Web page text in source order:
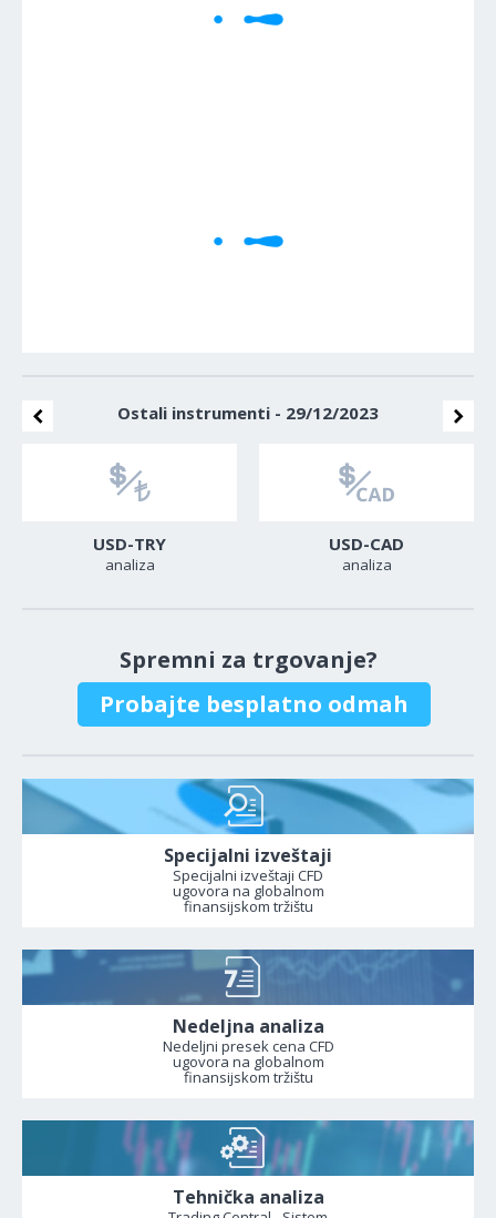
Ostali instrumenti - 29/12/2023
USD-TRY
analiza
USD-CAD
analiza
Spremni za trgovanje?
Probajte besplatno odmah
Specijalni izveštaji
Specijalni izveštaji CFD
ugovora na globalnom
finansijskom tržištu
Nedeljna analiza
Nedeljni presek cena CFD
ugovora na globalnom
finansijskom tržištu
Tehnička analiza